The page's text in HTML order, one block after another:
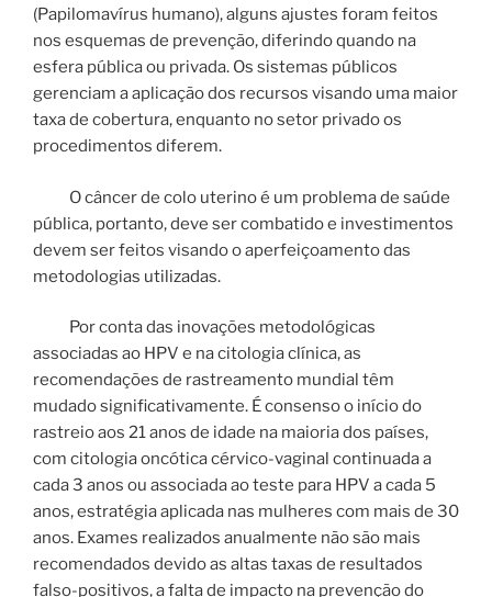
(Papilomavírus humano), alguns ajustes foram feitos
nos esquemas de prevenção, diferindo quando na
esfera pública ou privada. Os sistemas públicos
gerenciam a aplicação dos recursos visando uma maior
taxa de cobertura, enquanto no setor privado os
procedimentos diferem.
O câncer de colo uterino é um problema de saúde
pública, portanto, deve ser combatido e investimentos
devem ser feitos visando o aperfeiçoamento das
metodologias utilizadas.
Por conta das inovações metodológicas
associadas ao HPV e na citologia clínica, as
recomendações de rastreamento mundial têm
mudado significativamente. É consenso o início do
rastreio aos 21 anos de idade na maioria dos países,
com citologia oncótica cérvico-vaginal continuada a
cada 3 anos ou associada ao teste para HPV a cada 5
anos, estratégia aplicada nas mulheres com mais de 30
anos. Exames realizados anualmente não são mais
recomendados devido as altas taxas de resultados
falso-positivos, a falta de impacto na prevenção do